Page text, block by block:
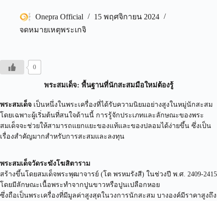
Onepra Official
15 พฤศจิกายน 2024
จดหมายเหตุพระเกจิ
0
พระสมเด็จ: พื้นฐานที่นักสะสมมือใหม่ต้องรู้
พระสมเด็จ เป็นหนึ่งในพระเครื่องที่ได้รับความนิยมอย่างสูงในหมู่นักสะสม
โดยเฉพาะผู้เริ่มต้นที่สนใจด้านนี้ การรู้จักประเภทและลักษณะของพระ
สมเด็จจะช่วยให้สามารถแยกแยะของแท้และของปลอมได้ง่ายขึ้น ซึ่งเป็น
เรื่องสำคัญมากสำหรับการสะสมและลงทุน
พระสมเด็จวัดระฆังโฆสิตาราม
สร้างขึ้นโดยสมเด็จพระพุฒาจารย์ (โต พรหมรังสี) ในช่วงปี พ.ศ. 2409-2415
โดยมีลักษณะเนื้อพระทำจากปูนขาวหรือปูนเปลือกหอย
ซึ่งถือเป็นพระเครื่องที่มีมูลค่าสูงสุดในวงการนักสะสม บางองค์มีราคาสูงถึง